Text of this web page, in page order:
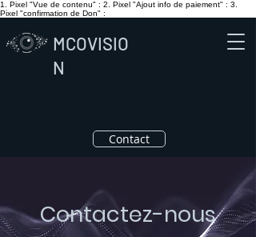
1. Pixel "Vue de contenu" : 2. Pixel "Ajout info de paiement" : 3.
Pixel "confirmation de Don" :
MCOVISIO
N
Contact
Contactez-nous